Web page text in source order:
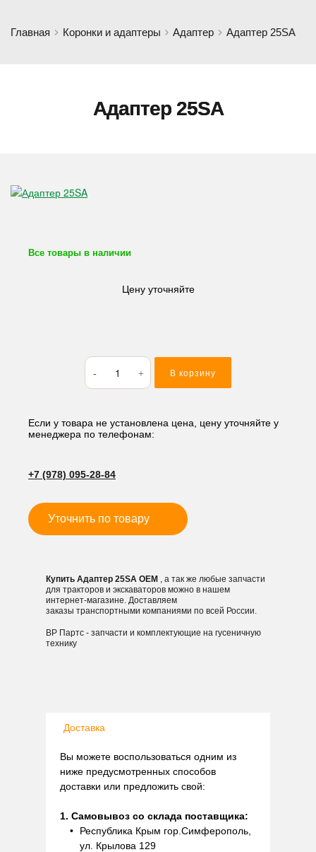
Главная Коронки и адаптеры Адаптер Адаптер 25SA
Адаптер 25SA
Все товары в наличии
Цену уточняйте
Количество
товара
Адаптер
В корзину
Если у товара не установлена цена, цену уточняйте у
менеджера по телефонам:
+7 (978) 095-28-84
Уточнить по товару
Купить Адаптер 25SA OEM , а так же любые запчасти
для тракторов и экскаваторов можно в нашем
интернет-магазине. Доставляем
заказы транспортными компаниями по всей России.
ВР Партс - запчасти и комплектующие на гусеничную
технику
Доставка
Вы можете воспользоваться одним из
ниже предусмотренных способов
доставки или предложить свой:
1. Самовывоз со склада поставщика:
Республика Крым гор.Симферополь,
ул. Крылова 129